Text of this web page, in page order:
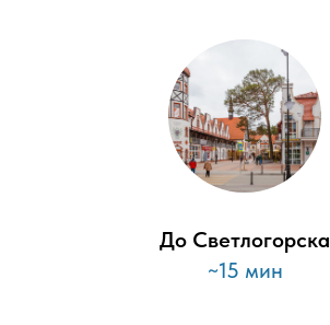
До Светлогорска
~15 мин